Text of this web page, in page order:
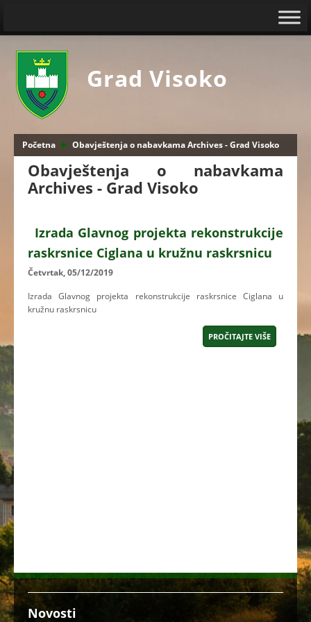
Grad Visoko
Početna Obavještenja o nabavkama Archives - Grad Visoko
Obavještenja o nabavkama
Archives - Grad Visoko
Izrada Glavnog projekta rekonstrukcije
raskrsnice Ciglana u kružnu raskrsnicu
Četvrtak, 05/12/2019
Izrada Glavnog projekta rekonstrukcije raskrsnice Ciglana u
kružnu raskrsnicu
PROČITAJTE VIŠE
Novosti